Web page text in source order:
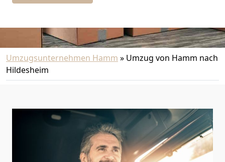
Umzugsunternehmen Hamm » Umzug von Hamm nach
Hildesheim